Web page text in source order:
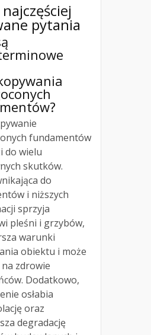
najczęściej
pytania
fundamentów
do wielu
skutków.
do
i niższych
sprzyja
pleśni i grzybów,
warunki
obiektu i może
na zdrowie
Dodatkowo,
osłabia
oraz
degradację